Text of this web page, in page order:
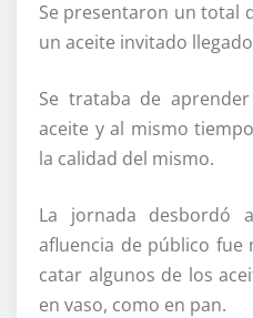
Se presentaron un total
un aceite invitado
Se trataba de
aceite y al mismo
la calidad del mismo.
La jornada desbordó
afluencia de público fue
catar algunos de los
en vaso, como en pan.